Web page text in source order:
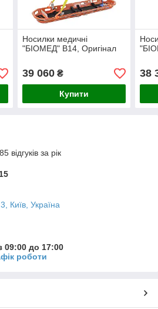
Носилки медичні
"БІОМЕД" B14, Оригінал
39 060₴
Купити
38
відгуків за рік
Київ, Україна
09:00 до 17:00
роботи